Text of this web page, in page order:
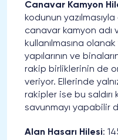
Canavar Kamyon
kodunun
canavar kamyon adı
kullanılmasına
yapılarının ve
rakip birliklerinin de
veriyor. Ellerinde
rakipler ise bu saldırı
savunmayı yapabilir
Alan Hasarı Hilesi: